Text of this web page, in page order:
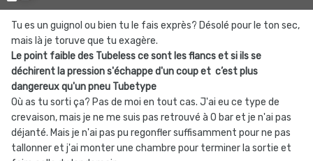
Tu es un guignol ou bien tu le fais exprès? Désolé pour le ton sec,
mais là je toruve que tu exagère.
Le point faible des Tubeless ce sont les flancs et si ils se
déchirent la pression s'échappe d'un coup et c’est plus
dangereux qu'un pneu Tubetype
Où as tu sorti ça? Pas de moi en tout cas. J'ai eu ce type de
crevaison, mais je ne me suis pas retrouvé à 0 bar et je n'ai pas
déjanté. Mais je n'ai pas pu regonfler suffisamment pour ne pas
tallonner et j'ai monter une chambre pour terminer la sortie et